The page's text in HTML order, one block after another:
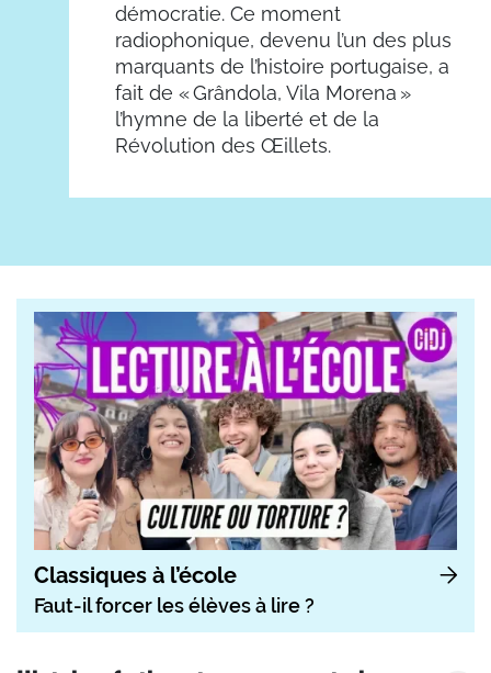
démocratie. Ce moment
radiophonique, devenu l’un des plus
marquants de l’histoire portugaise, a
fait de « Grândola, Vila Morena »
l’hymne de la liberté et de la
Révolution des Œillets.
Classiques à l’école
Faut-il forcer les élèves à lire ?